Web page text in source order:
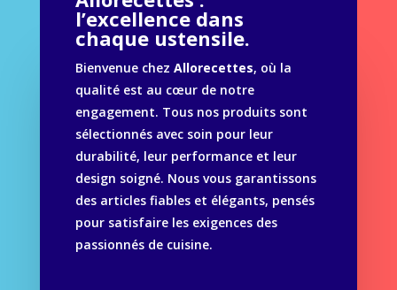
l’excellence dans
chaque ustensile.
Bienvenue chez Allorecettes, où la
qualité est au cœur de notre
engagement. Tous nos produits sont
sélectionnés avec soin pour leur
durabilité, leur performance et leur
design soigné. Nous vous garantissons
des articles fiables et élégants, pensés
pour satisfaire les exigences des
passionnés de cuisine.